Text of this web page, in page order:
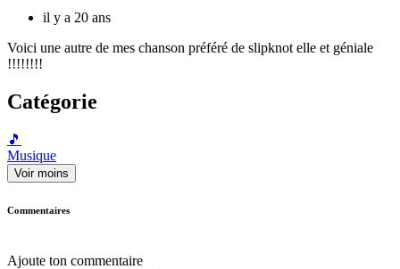
il y a 20 ans
Voici une autre de mes chanson préféré de slipknot elle et géniale
!!!!!!!!
Catégorie
🎵
Musique
Voir moins
Commentaires
Ajoute ton commentaire